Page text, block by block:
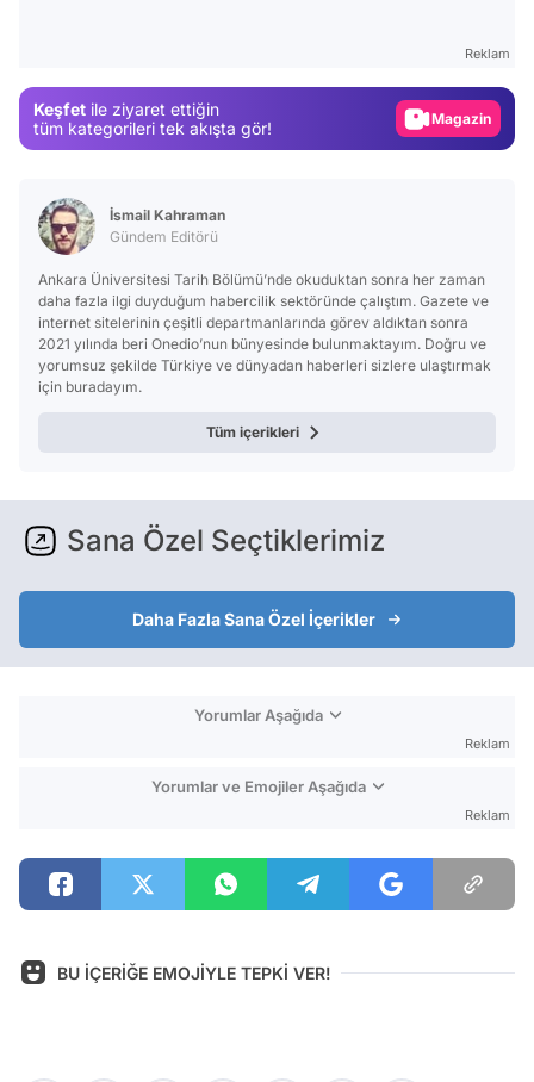
Reklam
Keşfet ile ziyaret ettiğin
tüm kategorileri tek akışta gör!
Magazin
İsmail Kahraman
Gündem Editörü
Ankara Üniversitesi Tarih Bölümü’nde okuduktan sonra her zaman
daha fazla ilgi duyduğum habercilik sektöründe çalıştım. Gazete ve
internet sitelerinin çeşitli departmanlarında görev aldıktan sonra
2021 yılında beri Onedio’nun bünyesinde bulunmaktayım. Doğru ve
yorumsuz şekilde Türkiye ve dünyadan haberleri sizlere ulaştırmak
için buradayım.
Tüm içerikleri
Sana Özel Seçtiklerimiz
Daha Fazla Sana Özel İçerikler
Yorumlar Aşağıda
Reklam
Yorumlar ve Emojiler Aşağıda
Reklam
BU İÇERİĞE EMOJİYLE TEPKİ VER!